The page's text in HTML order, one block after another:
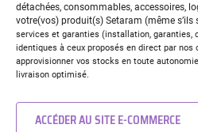
détachées, consommables, accessoires,
votre(vos) produit(s) Setaram (même s’ils
services et garanties (installation, garanties,
identiques à ceux proposés en direct par nos
approvisionner vos stocks en toute
livraison optimisé.
ACCÉDER AU SITE E-COMMERCE